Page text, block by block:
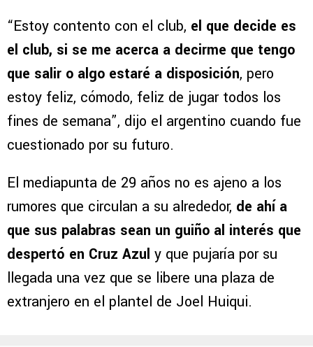
“Estoy contento con el club, el que decide es
el club, si se me acerca a decirme que tengo
que salir o algo estaré a disposición, pero
estoy feliz, cómodo, feliz de jugar todos los
fines de semana”, dijo el argentino cuando fue
cuestionado por su futuro.
El mediapunta de 29 años no es ajeno a los
rumores que circulan a su alrededor, de ahí a
que sus palabras sean un guiño al interés que
despertó en Cruz Azul y que pujaría por su
llegada una vez que se libere una plaza de
extranjero en el plantel de Joel Huiqui.